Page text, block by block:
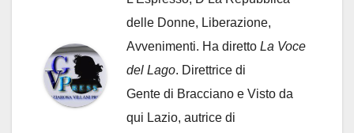
delle Donne, Liberazione,
Avvenimenti. Ha diretto La Voce
del Lago. Direttrice di
Gente di Bracciano e Visto da
qui Lazio, autrice di